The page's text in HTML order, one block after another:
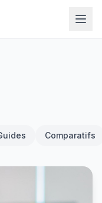
Comparatifs